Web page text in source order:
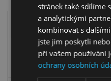
stránek také sdílíme
a analytickými
kombinovat s
jste jim poskytli
při vašem používání
ochrany osobních